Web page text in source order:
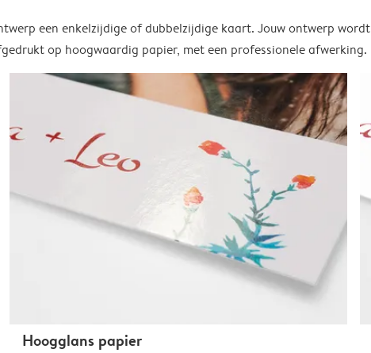
een enkelzijdige of dubbelzijdige kaart. Jouw ontwerp wordt
op hoogwaardig papier, met een professionele afwerking.
Hoogglans papier